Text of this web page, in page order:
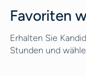
Favoriten
Erhalten Sie
Stunden und